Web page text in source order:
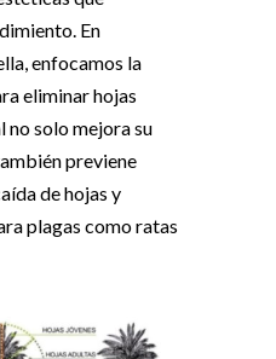
En
enfocamos la
eliminar hojas
no solo mejora su
previene
de hojas y
plagas como ratas